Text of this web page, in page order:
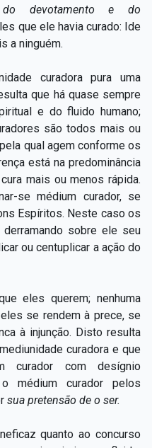
do devotamento e do
que ele havia curado: Ide
a ninguém.
curadora pura uma
que há quase sempre
e do fluido humano;
são todos mais ou
qual agem conforme os
está na predominância
mais ou menos rápida.
se médium curador, se
Espíritos. Neste caso os
sobre ele seu
ou centuplicar a ação do
eles querem; nenhuma
se rendem à prece, se
à injunção. Disto resulta
curadora e que
curador com desígnio
o médium curador pelos
sua pretensão de o ser.
quanto ao concurso